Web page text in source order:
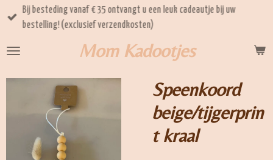
Ga
direct
de
Mom Kadootjes
Bij besteding vanaf € 35 ontvangt u een leuk cadeautje bij uw
bestelling! (exclusief verzendkosten)
Speenkoord
beige/tijgerprin
t kraal